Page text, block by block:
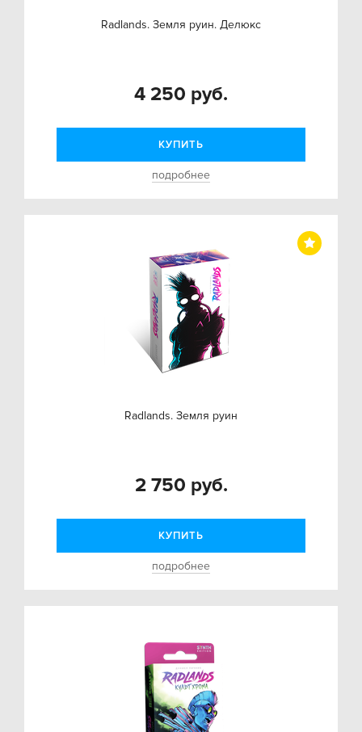
Radlands. Земля руин. Делюкс
4 250 руб.
КУПИТЬ
подробнее
Radlands. Земля руин
2 750 руб.
КУПИТЬ
подробнее